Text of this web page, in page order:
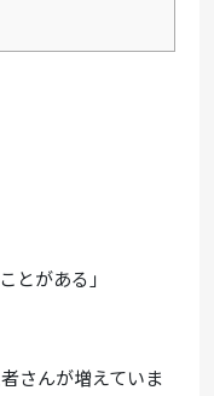
とがある」
さんが増えていま